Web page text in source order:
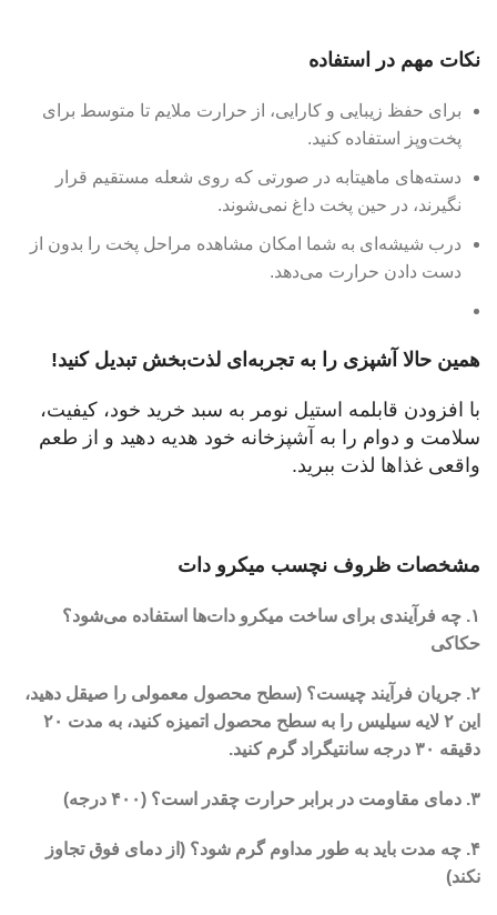
نکات مهم در استفاده
برای حفظ زیبایی و کارایی، از حرارت ملایم تا متوسط برای
پخت‌وپز استفاده کنید.
دسته‌های ماهیتابه در صورتی که روی شعله مستقیم قرار
نگیرند، در حین پخت داغ نمی‌شوند.
درب شیشه‌ای به شما امکان مشاهده مراحل پخت را بدون از
دست دادن حرارت می‌دهد.
همین حالا آشپزی را به تجربه‌ای لذت‌بخش تبدیل کنید!
با افزودن قابلمه استیل نومر به سبد خرید خود، کیفیت،
سلامت و دوام را به آشپزخانه خود هدیه دهید و از طعم
واقعی غذاها لذت ببرید.
مشخصات ظروف نچسب میکرو دات
۱. چه فرآیندی برای ساخت میکرو دات‌ها استفاده می‌شود؟
حکاکی
۲. جریان فرآیند چیست؟ (سطح محصول معمولی را صیقل دهید،
این ۲ لایه سیلیس را به سطح محصول اتمیزه کنید، به مدت ۲۰
دقیقه ۳۰ درجه سانتیگراد گرم کنید.
۳. دمای مقاومت در برابر حرارت چقدر است؟ (۴۰۰ درجه)
۴. چه مدت باید به طور مداوم گرم شود؟ (از دمای فوق تجاوز
نکند)